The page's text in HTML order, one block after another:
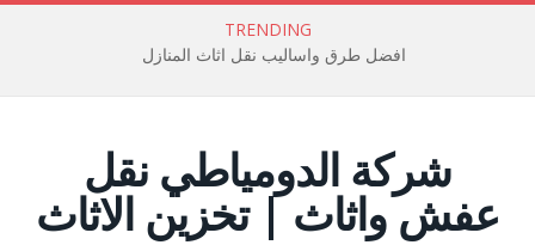
TRENDING
افضل طرق واساليب نقل اثاث المنازل
شركة الدومياطي نقل
عفش واثاث | تخزين الاثاث